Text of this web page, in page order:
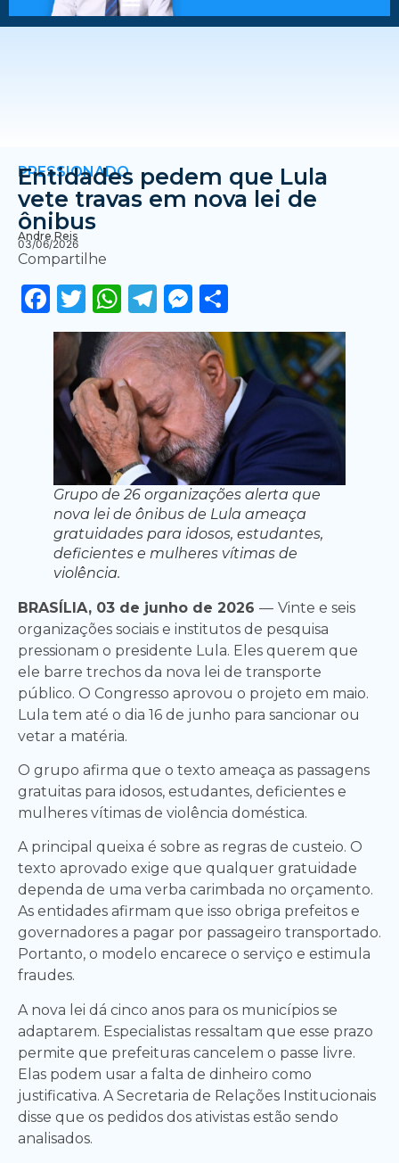
PRESSIONADO
Entidades pedem que Lula
vete travas em nova lei de
ônibus
Andre Reis
03/06/2026
Compartilhe
Facebook
Twitter
WhatsApp
Telegram
Messenger
Grupo de 26 organizações alerta que
nova lei de ônibus de Lula ameaça
gratuidades para idosos, estudantes,
deficientes e mulheres vítimas de
violência.
BRASÍLIA, 03 de junho de 2026 — Vinte e seis
organizações sociais e institutos de pesquisa
pressionam o presidente Lula. Eles querem que
ele barre trechos da nova lei de transporte
público. O Congresso aprovou o projeto em maio.
Lula tem até o dia 16 de junho para sancionar ou
vetar a matéria.
O grupo afirma que o texto ameaça as passagens
gratuitas para idosos, estudantes, deficientes e
mulheres vítimas de violência doméstica.
A principal queixa é sobre as regras de custeio. O
texto aprovado exige que qualquer gratuidade
dependa de uma verba carimbada no orçamento.
As entidades afirmam que isso obriga prefeitos e
governadores a pagar por passageiro transportado.
Portanto, o modelo encarece o serviço e estimula
fraudes.
A nova lei dá cinco anos para os municípios se
adaptarem. Especialistas ressaltam que esse prazo
permite que prefeituras cancelem o passe livre.
Elas podem usar a falta de dinheiro como
justificativa. A Secretaria de Relações Institucionais
disse que os pedidos dos ativistas estão sendo
analisados.